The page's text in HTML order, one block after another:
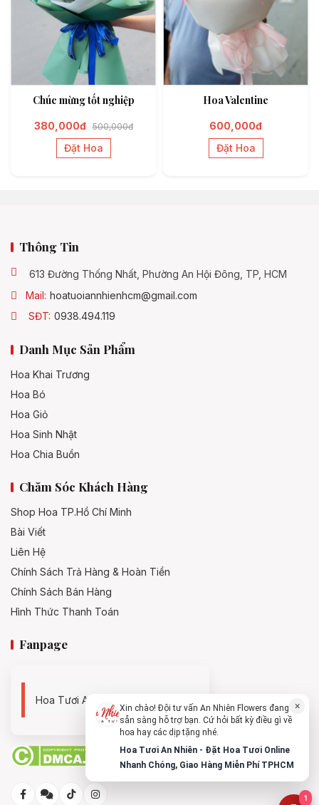
Chúc mừng tốt nghiệp
380,000đ 500,000đ
Đặt Hoa
Hoa Valentine
600,000đ
Đặt Hoa
Thông Tin
613 Đường Thống Nhất, Phường An Hội Đông, TP, HCM
Mail: hoatuoiannhienhcm@gmail.com
SĐT: 0938.494.119
Danh Mục Sản Phẩm
Hoa Khai Trương
Hoa Bó
Hoa Giỏ
Hoa Sinh Nhật
Hoa Chia Buồn
Chăm Sóc Khách Hàng
Shop Hoa TP.Hồ Chí Minh
Bài Viết
Liên Hệ
Chính Sách Trả Hàng & Hoàn Tiền
Chính Sách Bán Hàng
Hình Thức Thanh Toán
Fanpage
Hoa Tươi An Nhiên - 0938494119 ×
Xin chào! Đội tư vấn An Nhiên Flowers đang
sẵn sàng hỗ trợ bạn. Cứ hỏi bất kỳ điều gì về
hoa hay các dịp tặng nhé.
Hoa Tươi An Nhiên - Đặt Hoa Tươi Online
Nhanh Chóng, Giao Hàng Miễn Phí TPHCM
1